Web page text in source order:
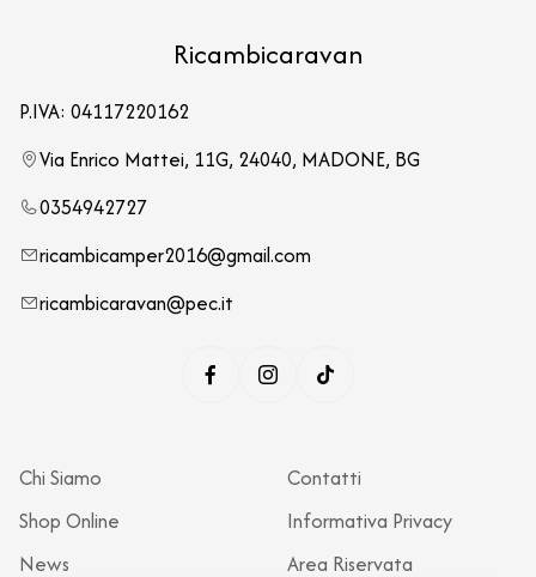
Ricambicaravan
P.IVA: 04117220162
Via Enrico Mattei, 11G, 24040, MADONE, BG
0354942727
ricambicamper2016@gmail.com
ricambicaravan@pec.it
Chi Siamo
Shop Online
News
Contatti
Informativa Privacy
Area Riservata